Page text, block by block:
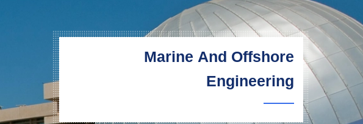
القبول والتسجيل
الدراسات الأكاديمية
البحث العلمي
التدريب والخدمة المجتمعية
Marine And Offshore
Engineering